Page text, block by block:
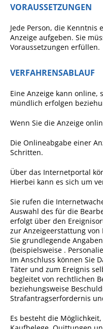
VORAUSSETZUNGEN
Jede Person, die
Anzeige aufgeben. Sie
Voraussetzungen erfüllen.
VERFAHRENSABLAUF
Eine Anzeige kann
mündlich erfolgen
Wenn Sie die Anzeige
Die Onlineabgabe einer
Schritten.
Über das Internetportal
Hierbei kann es sich um
Sie rufen die
Auswahl des für die
erfolgt über den
zur Anzeigeerstattung von
Sie grundlegende
(beispielsweise .
Im Anschluss können Sie
Täter und zum Ereignis
begleitet von rechtlichen
beziehungsweise
Strafantragserfordernis
Es besteht die